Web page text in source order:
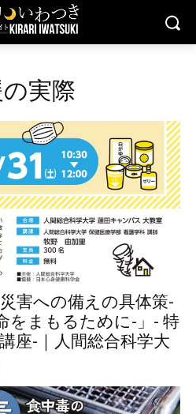
実際
害への備えの具体策-
をまもるために-」- 特
座-｜人間総合科学大